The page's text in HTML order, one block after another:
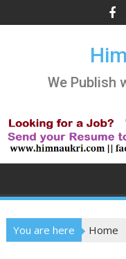
to
We Publish
You are here Home